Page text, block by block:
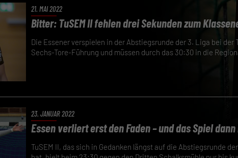
21. MAI 2022
Bitter: TuSEM II fehlen drei Sekunden zum
Die Essener verspielen in der Abstiegsrunde der 3. Liga bei der
Sechs-Tore-Führung und müssen durch das 30:30 in die
23. JANUAR 2022
Essen verliert erst den Faden – und das Spiel
TuSEM II, das sich in Gedanken längst auf die Abstiegsrunde